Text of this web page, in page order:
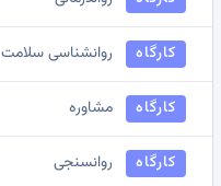
کارگاه روانشناسی سلامت
کارگاه مشاوره
کارگاه روانسنجی